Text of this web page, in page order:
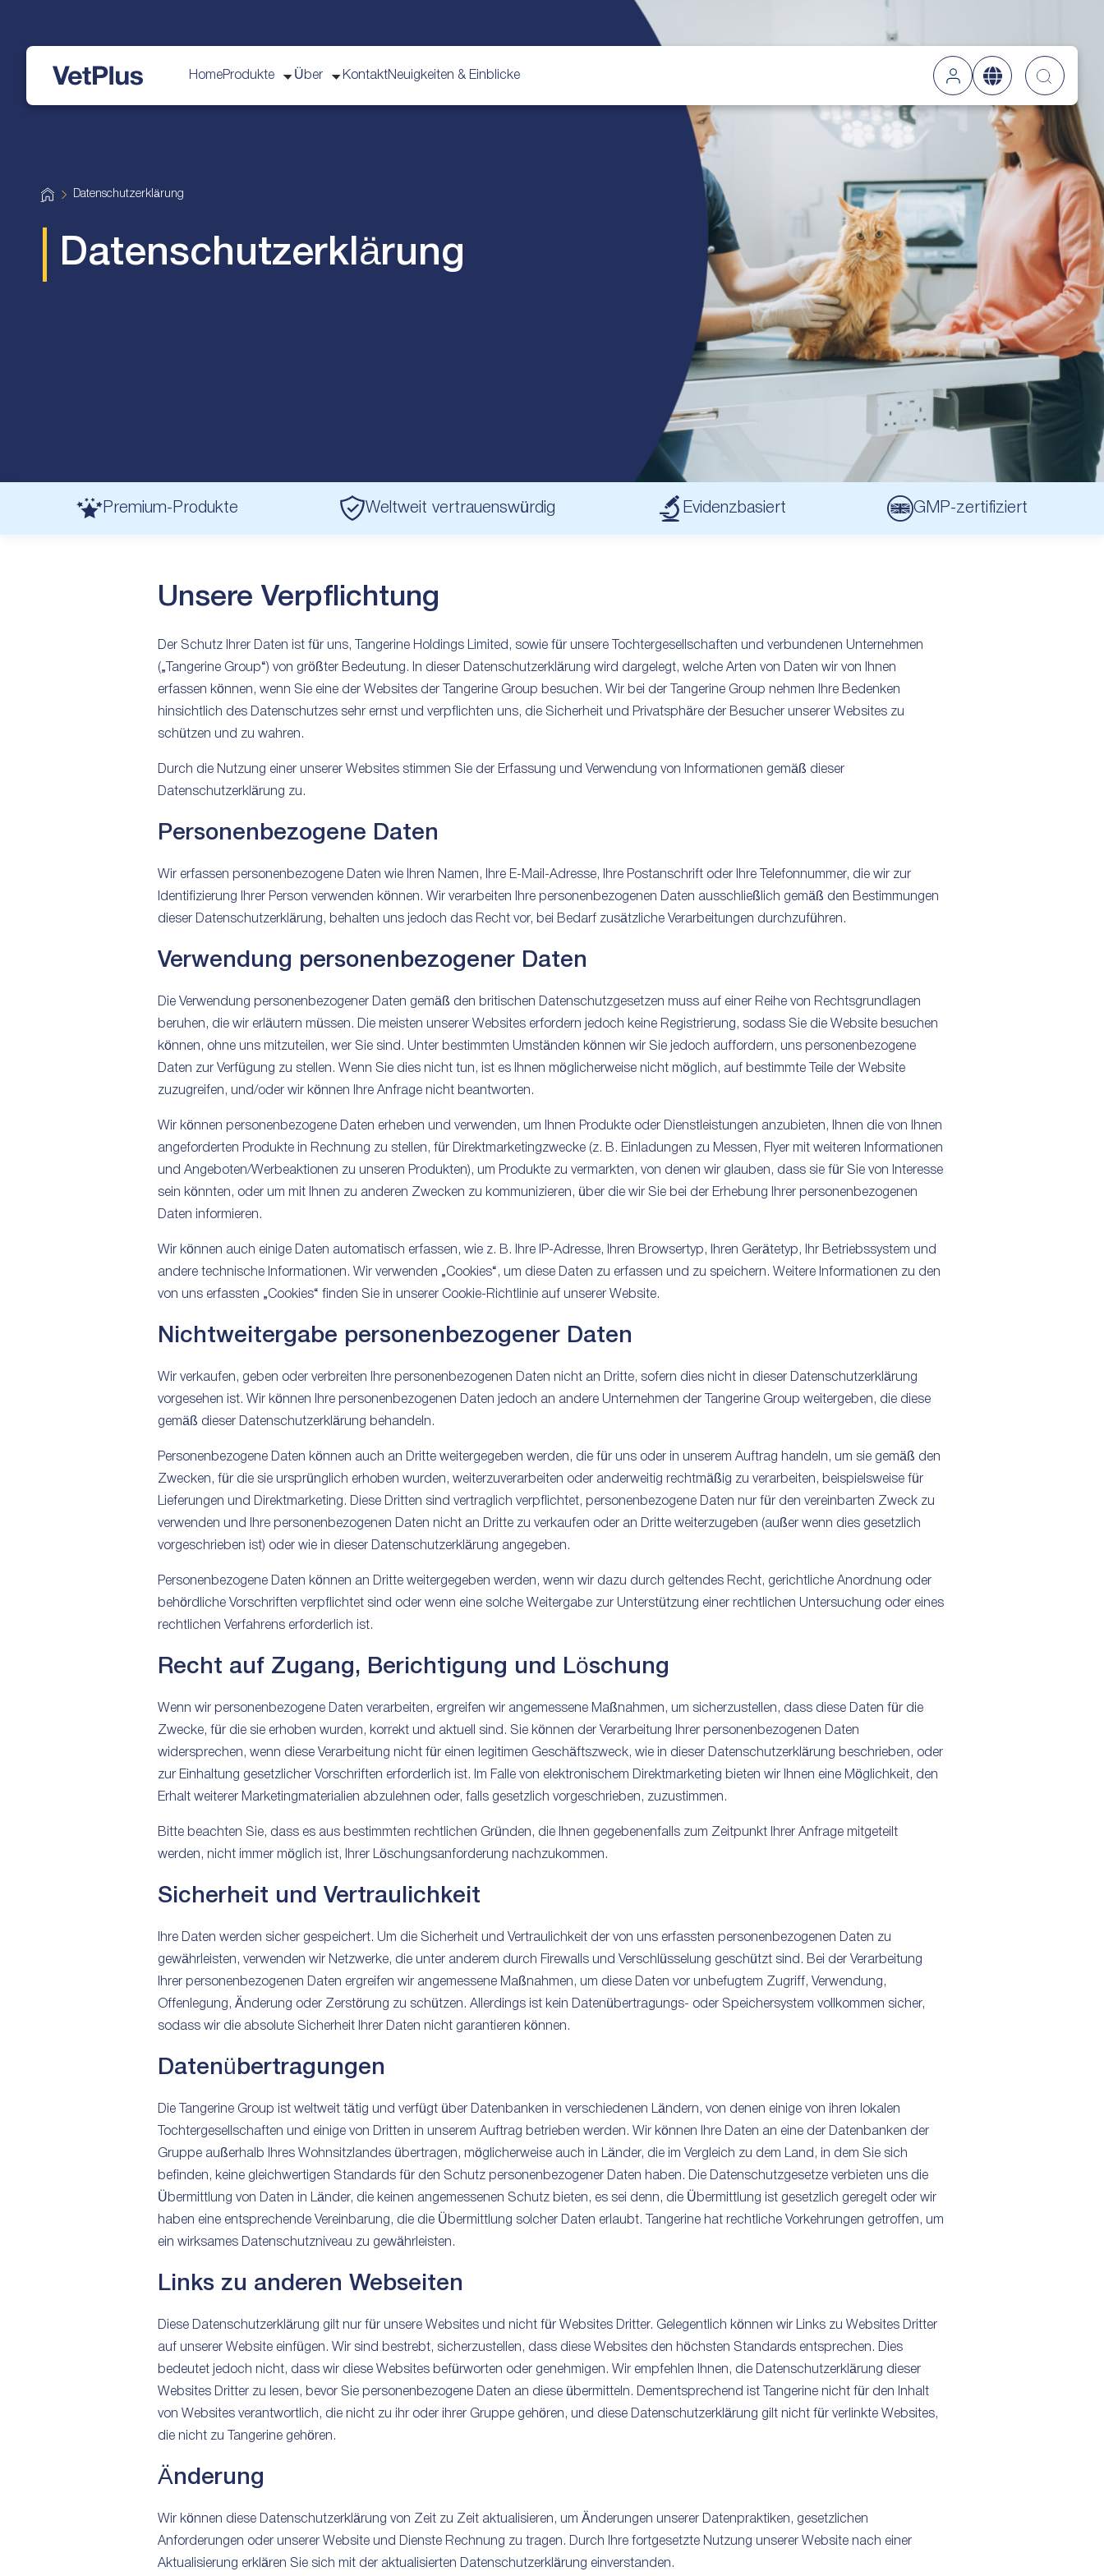
HomeProdukte Über Kontakt Neuigkeiten & Einblicke
H
o
e
Datenschutzerklärung
Datenschutzerklärung
Premium-Produkte Weltweit vertrauenswürdig Evidenzbasiert GMP-zertifiziert
Unsere Verpflichtung
Der Schutz Ihrer Daten ist für uns, Tangerine Holdings Limited, sowie für unsere Tochtergesellschaften und verbundenen Unternehmen
(„Tangerine Group“) von größter Bedeutung. In dieser Datenschutzerklärung wird dargelegt, welche Arten von Daten wir von Ihnen
erfassen können, wenn Sie eine der Websites der Tangerine Group besuchen. Wir bei der Tangerine Group nehmen Ihre Bedenken
hinsichtlich des Datenschutzes sehr ernst und verpflichten uns, die Sicherheit und Privatsphäre der Besucher unserer Websites zu
schützen und zu wahren.
Durch die Nutzung einer unserer Websites stimmen Sie der Erfassung und Verwendung von Informationen gemäß dieser
Datenschutzerklärung zu.
Personenbezogene Daten
Wir erfassen personenbezogene Daten wie Ihren Namen, Ihre E-Mail-Adresse, Ihre Postanschrift oder Ihre Telefonnummer, die wir zur
Identifizierung Ihrer Person verwenden können. Wir verarbeiten Ihre personenbezogenen Daten ausschließlich gemäß den Bestimmungen
dieser Datenschutzerklärung, behalten uns jedoch das Recht vor, bei Bedarf zusätzliche Verarbeitungen durchzuführen.
Verwendung personenbezogener Daten
Die Verwendung personenbezogener Daten gemäß den britischen Datenschutzgesetzen muss auf einer Reihe von Rechtsgrundlagen
beruhen, die wir erläutern müssen. Die meisten unserer Websites erfordern jedoch keine Registrierung, sodass Sie die Website besuchen
können, ohne uns mitzuteilen, wer Sie sind. Unter bestimmten Umständen können wir Sie jedoch auffordern, uns personenbezogene
Daten zur Verfügung zu stellen. Wenn Sie dies nicht tun, ist es Ihnen möglicherweise nicht möglich, auf bestimmte Teile der Website
zuzugreifen, und/oder wir können Ihre Anfrage nicht beantworten.
Wir können personenbezogene Daten erheben und verwenden, um Ihnen Produkte oder Dienstleistungen anzubieten, Ihnen die von Ihnen
angeforderten Produkte in Rechnung zu stellen, für Direktmarketingzwecke (z. B. Einladungen zu Messen, Flyer mit weiteren Informationen
und Angeboten/Werbeaktionen zu unseren Produkten), um Produkte zu vermarkten, von denen wir glauben, dass sie für Sie von Interesse
sein könnten, oder um mit Ihnen zu anderen Zwecken zu kommunizieren, über die wir Sie bei der Erhebung Ihrer personenbezogenen
Daten informieren.
Wir können auch einige Daten automatisch erfassen, wie z. B. Ihre IP-Adresse, Ihren Browsertyp, Ihren Gerätetyp, Ihr Betriebssystem und
andere technische Informationen. Wir verwenden „Cookies“, um diese Daten zu erfassen und zu speichern. Weitere Informationen zu den
von uns erfassten „Cookies“ finden Sie in unserer Cookie-Richtlinie auf unserer Website.
Nichtweitergabe personenbezogener Daten
Wir verkaufen, geben oder verbreiten Ihre personenbezogenen Daten nicht an Dritte, sofern dies nicht in dieser Datenschutzerklärung
vorgesehen ist. Wir können Ihre personenbezogenen Daten jedoch an andere Unternehmen der Tangerine Group weitergeben, die diese
gemäß dieser Datenschutzerklärung behandeln.
Personenbezogene Daten können auch an Dritte weitergegeben werden, die für uns oder in unserem Auftrag handeln, um sie gemäß den
Zwecken, für die sie ursprünglich erhoben wurden, weiterzuverarbeiten oder anderweitig rechtmäßig zu verarbeiten, beispielsweise für
Lieferungen und Direktmarketing. Diese Dritten sind vertraglich verpflichtet, personenbezogene Daten nur für den vereinbarten Zweck zu
verwenden und Ihre personenbezogenen Daten nicht an Dritte zu verkaufen oder an Dritte weiterzugeben (außer wenn dies gesetzlich
vorgeschrieben ist) oder wie in dieser Datenschutzerklärung angegeben.
Personenbezogene Daten können an Dritte weitergegeben werden, wenn wir dazu durch geltendes Recht, gerichtliche Anordnung oder
behördliche Vorschriften verpflichtet sind oder wenn eine solche Weitergabe zur Unterstützung einer rechtlichen Untersuchung oder eines
rechtlichen Verfahrens erforderlich ist.
Recht auf Zugang, Berichtigung und Löschung
Wenn wir personenbezogene Daten verarbeiten, ergreifen wir angemessene Maßnahmen, um sicherzustellen, dass diese Daten für die
Zwecke, für die sie erhoben wurden, korrekt und aktuell sind. Sie können der Verarbeitung Ihrer personenbezogenen Daten
widersprechen, wenn diese Verarbeitung nicht für einen legitimen Geschäftszweck, wie in dieser Datenschutzerklärung beschrieben, oder
zur Einhaltung gesetzlicher Vorschriften erforderlich ist. Im Falle von elektronischem Direktmarketing bieten wir Ihnen eine Möglichkeit, den
Erhalt weiterer Marketingmaterialien abzulehnen oder, falls gesetzlich vorgeschrieben, zuzustimmen.
Bitte beachten Sie, dass es aus bestimmten rechtlichen Gründen, die Ihnen gegebenenfalls zum Zeitpunkt Ihrer Anfrage mitgeteilt
werden, nicht immer möglich ist, Ihrer Löschungsanforderung nachzukommen.
Sicherheit und Vertraulichkeit
Ihre Daten werden sicher gespeichert. Um die Sicherheit und Vertraulichkeit der von uns erfassten personenbezogenen Daten zu
gewährleisten, verwenden wir Netzwerke, die unter anderem durch Firewalls und Verschlüsselung geschützt sind. Bei der Verarbeitung
Ihrer personenbezogenen Daten ergreifen wir angemessene Maßnahmen, um diese Daten vor unbefugtem Zugriff, Verwendung,
Offenlegung, Änderung oder Zerstörung zu schützen. Allerdings ist kein Datenübertragungs- oder Speichersystem vollkommen sicher,
sodass wir die absolute Sicherheit Ihrer Daten nicht garantieren können.
Datenübertragungen
Die Tangerine Group ist weltweit tätig und verfügt über Datenbanken in verschiedenen Ländern, von denen einige von ihren lokalen
Tochtergesellschaften und einige von Dritten in unserem Auftrag betrieben werden. Wir können Ihre Daten an eine der Datenbanken der
Gruppe außerhalb Ihres Wohnsitzlandes übertragen, möglicherweise auch in Länder, die im Vergleich zu dem Land, in dem Sie sich
befinden, keine gleichwertigen Standards für den Schutz personenbezogener Daten haben. Die Datenschutzgesetze verbieten uns die
Übermittlung von Daten in Länder, die keinen angemessenen Schutz bieten, es sei denn, die Übermittlung ist gesetzlich geregelt oder wir
haben eine entsprechende Vereinbarung, die die Übermittlung solcher Daten erlaubt. Tangerine hat rechtliche Vorkehrungen getroffen, um
ein wirksames Datenschutzniveau zu gewährleisten.
Links zu anderen Webseiten
Diese Datenschutzerklärung gilt nur für unsere Websites und nicht für Websites Dritter. Gelegentlich können wir Links zu Websites Dritter
auf unserer Website einfügen. Wir sind bestrebt, sicherzustellen, dass diese Websites den höchsten Standards entsprechen. Dies
bedeutet jedoch nicht, dass wir diese Websites befürworten oder genehmigen. Wir empfehlen Ihnen, die Datenschutzerklärung dieser
Websites Dritter zu lesen, bevor Sie personenbezogene Daten an diese übermitteln. Dementsprechend ist Tangerine nicht für den Inhalt
von Websites verantwortlich, die nicht zu ihr oder ihrer Gruppe gehören, und diese Datenschutzerklärung gilt nicht für verlinkte Websites,
die nicht zu Tangerine gehören.
Änderung
Wir können diese Datenschutzerklärung von Zeit zu Zeit aktualisieren, um Änderungen unserer Datenpraktiken, gesetzlichen
Anforderungen oder unserer Website und Dienste Rechnung zu tragen. Durch Ihre fortgesetzte Nutzung unserer Website nach einer
Aktualisierung erklären Sie sich mit der aktualisierten Datenschutzerklärung einverstanden.